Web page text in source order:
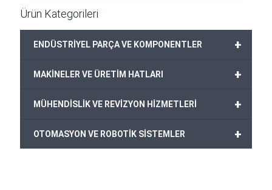
Ürün Kategorileri
+
ENDÜSTRİYEL PARÇA VE KOMPONENTLER
+
MAKİNELER VE ÜRETİM HATLARI
+
MÜHENDİSLİK VE REVİZYON HİZMETLERİ
+
OTOMASYON VE ROBOTİK SİSTEMLER